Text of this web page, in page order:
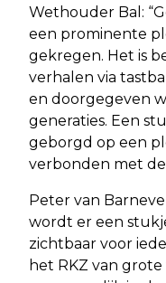
Wethouder Bal:
een prominente
gekregen. Het is
verhalen via
en doorgegeven
generaties. Een
geborgd op een
verbonden met de
Peter van
wordt er een
zichtbaar voor
het RKZ van